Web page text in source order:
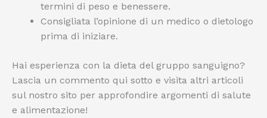
termini di peso e benessere.
Consigliata l’opinione di un medico o dietologo
prima di iniziare.
Hai esperienza con la dieta del gruppo sanguigno?
Lascia un commento qui sotto e visita altri articoli
sul nostro sito per approfondire argomenti di salute
e alimentazione!